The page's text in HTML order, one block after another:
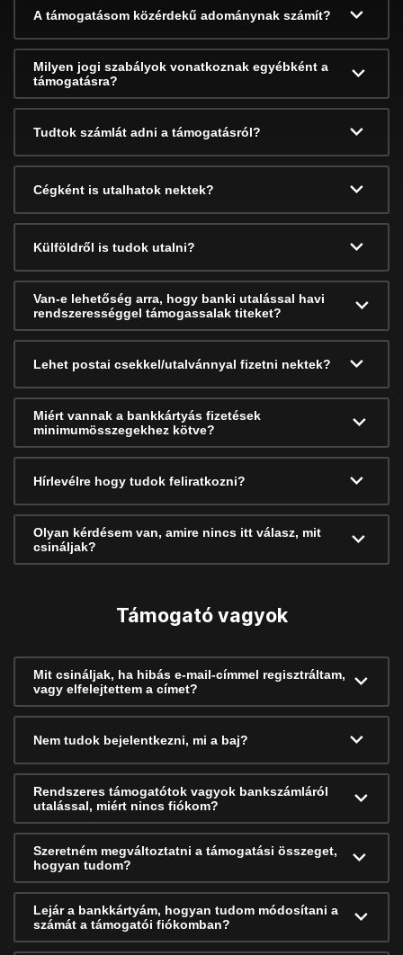
A támogatásom közérdekű adománynak számít?
Milyen jogi szabályok vonatkoznak egyébként a
támogatásra?
Tudtok számlát adni a támogatásról?
Cégként is utalhatok nektek?
Külföldről is tudok utalni?
Van-e lehetőség arra, hogy banki utalással havi
rendszerességgel támogassalak titeket?
Lehet postai csekkel/utalvánnyal fizetni nektek?
Miért vannak a bankkártyás fizetések
minimumösszegekhez kötve?
Hírlevélre hogy tudok feliratkozni?
Olyan kérdésem van, amire nincs itt válasz, mit
csináljak?
Támogató vagyok
Mit csináljak, ha hibás e-mail-címmel regisztráltam,
vagy elfelejtettem a címet?
Nem tudok bejelentkezni, mi a baj?
Rendszeres támogatótok vagyok bankszámláról
utalással, miért nincs fiókom?
Szeretném megváltoztatni a támogatási összeget,
hogyan tudom?
Lejár a bankkártyám, hogyan tudom módosítani a
számát a támogatói fiókomban?